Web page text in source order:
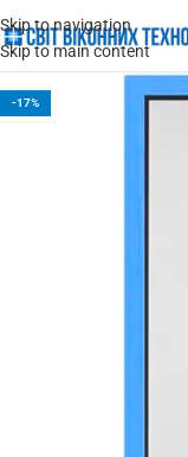
Skip to navigation
Skip to main content
-17%